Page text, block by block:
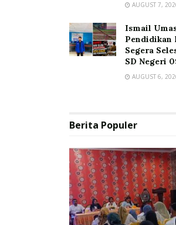
AUGUST 7,
Ismail
Pendidikan
Segera
SD Negeri
AUGUST 6,
Berita Populer